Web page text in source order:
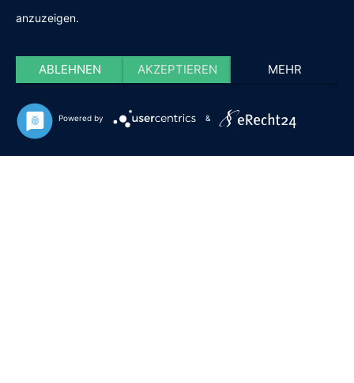
anzuzeigen.
ABLEHNEN AKZEPTIEREN MEHR
Powered by &